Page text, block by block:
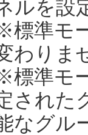
ルを設
標準モ
わりま
標準モ
された
なグル